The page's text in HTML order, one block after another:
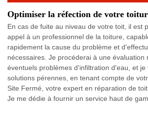
Optimiser la réfection de votre
En cas de fuite au niveau de votre toit, il est
appel à un professionnel de la toiture,
rapidement la cause du problème et
nécessaires. Je procéderai à une évaluation
éventuels problèmes d'infiltration d'eau, et
solutions pérennes, en tenant compte de
Site Fermé, votre expert en réparation de
Je me dédie à fournir un service haut de